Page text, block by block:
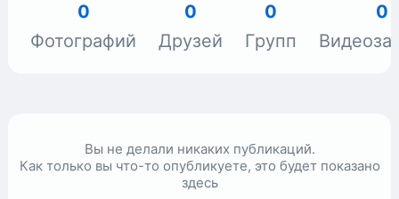
0
Фотографий
0
Друзей
0
Групп
0
Вы не делали никаких публикаций.
Как только вы что-то опубликуете, это будет показано
здесь